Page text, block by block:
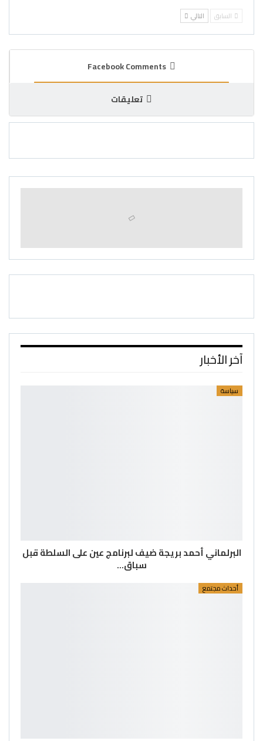
السابق التالي
Facebook Comments
تعليقات
آخر الأخبار
سياسة
البرلماني أحمد بريجة ضيف لبرنامج عين على السلطة قبل
سباق…
أحداث مجتمع